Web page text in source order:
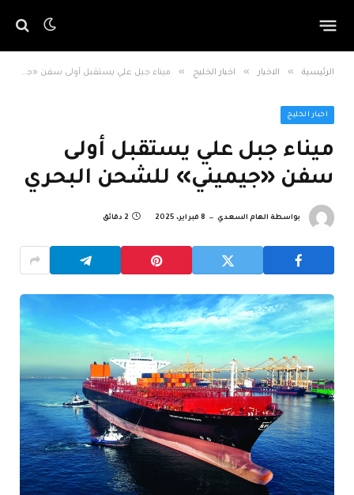
الرئيسية » الاخبار » اخبار الخليج » ميناء جبل علي يستقبل أولى سفن «جيميني» للشحن البحري
اخبار الخليج
ميناء جبل علي يستقبل أولى
سفن «جيميني» للشحن البحري
بواسطة الهام السعدي 8 فبراير، 2025 2 دقائق